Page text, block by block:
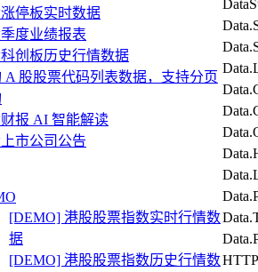
停板实时数据
度业绩报表
创板历史行情数据
A 股股票代码列表数据，支持分页
报 AI 智能解读
市公司公告
[DEMO] 港股股票指数实时行情数
据
[DEMO] 港股股票指数历史行情数